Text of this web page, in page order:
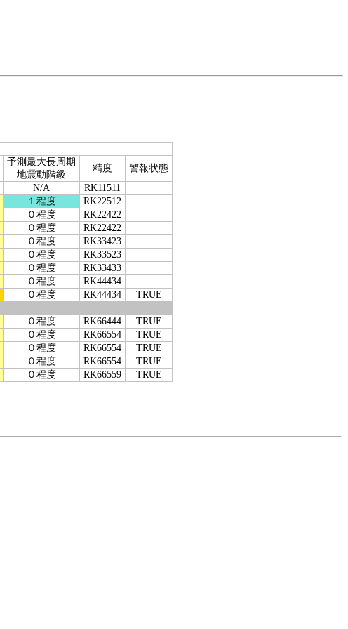
予測最大長周期
地震動階級
精度
警報状態
N/A
RK11511
１程度
RK22512
０程度
RK22422
０程度
RK22422
０程度
RK33423
０程度
RK33523
０程度
RK33433
０程度
RK44434
０程度 RK44434
TRUE
０程度 RK66444
TRUE
０程度 RK66554
TRUE
０程度 RK66554
TRUE
０程度 RK66554
TRUE
０程度 RK66559 TRUE